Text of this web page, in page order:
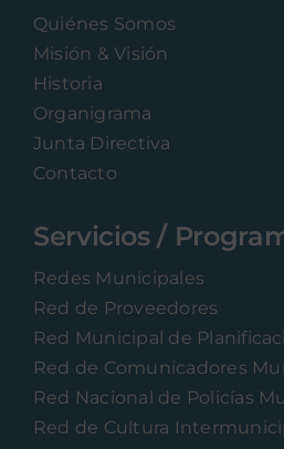
Quiénes Somos
Misión & Visión
Historia
Organigrama
Junta Directiva
Contacto
Servicios /
Redes Municipales
Red de Proveedores
Red Municipal de
Red de Comunicadores
Red Nacional de Policías
Red de Cultura